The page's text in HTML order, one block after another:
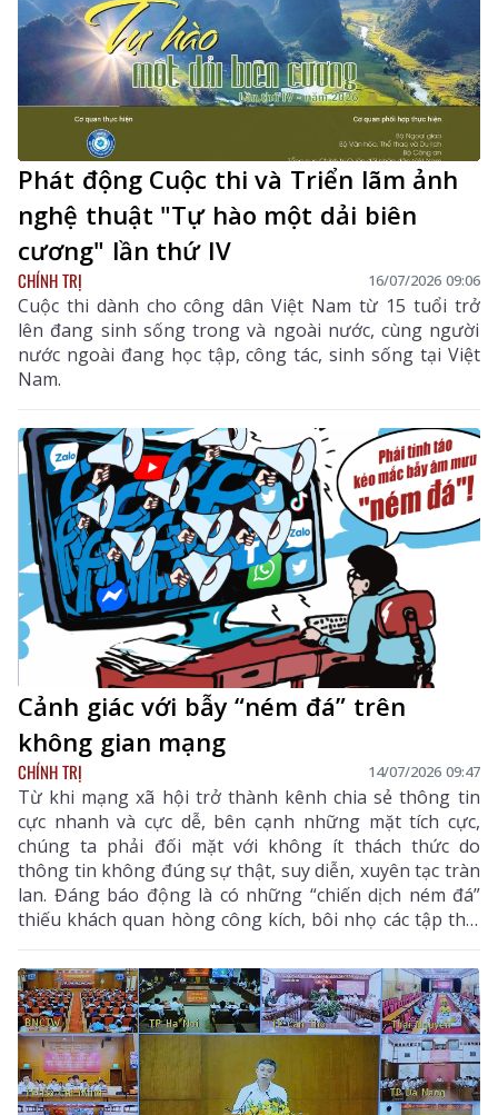
Phát động Cuộc thi và Triển lãm ảnh
nghệ thuật "Tự hào một dải biên
cương" lần thứ IV
CHÍNH TRỊ 16/07/2026 09:06
Cuộc thi dành cho công dân Việt Nam từ 15 tuổi trở
lên đang sinh sống trong và ngoài nước, cùng người
nước ngoài đang học tập, công tác, sinh sống tại Việt
Nam.
Cảnh giác với bẫy “ném đá” trên
không gian mạng
CHÍNH TRỊ 14/07/2026 09:47
Từ khi mạng xã hội trở thành kênh chia sẻ thông tin
cực nhanh và cực dễ, bên cạnh những mặt tích cực,
chúng ta phải đối mặt với không ít thách thức do
thông tin không đúng sự thật, suy diễn, xuyên tạc tràn
lan. Đáng báo động là có những “chiến dịch ném đá”
thiếu khách quan hòng công kích, bôi nhọ các tập thể,
cá nhân. Ẩn sau những dòng trạng thái, lời bình luận
núp bóng “yêu nước, thương dân” là âm mưu kích
động, thực hiện “diễn biến hòa bình”, thúc đẩy “tự diễn
biến”, “tự chuyển hóa” và gây chia rẽ, mất đoàn kết.
Nhiều người thiếu hiểu biết đã hùa theo “ném đá”...